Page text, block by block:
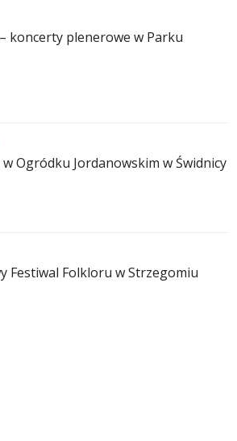
koncerty plenerowe w Parku
Ogródku Jordanowskim w Świdnicy
Festiwal Folkloru w Strzegomiu